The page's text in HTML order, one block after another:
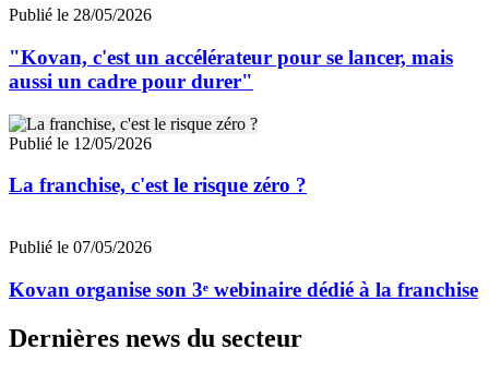
Publié le 28/05/2026
"Kovan, c'est un accélérateur pour se lancer, mais
aussi un cadre pour durer"
Publié le 12/05/2026
La franchise, c'est le risque zéro ?
Publié le 07/05/2026
Kovan organise son 3ᵉ webinaire dédié à la franchise
Dernières news du secteur